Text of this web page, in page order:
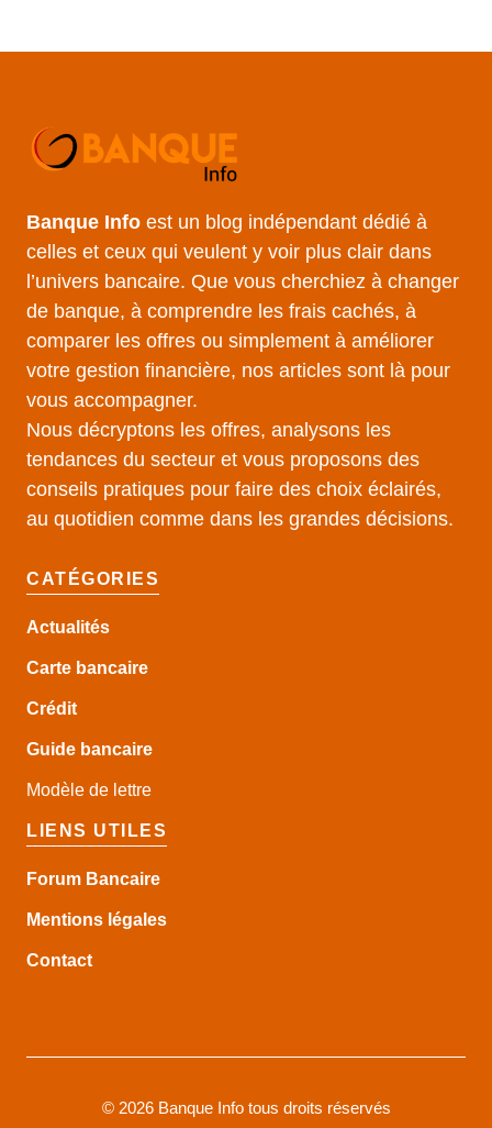
Banque Info est un blog indépendant dédié à
celles et ceux qui veulent y voir plus clair dans
l’univers bancaire. Que vous cherchiez à changer
de banque, à comprendre les frais cachés, à
comparer les offres ou simplement à améliorer
votre gestion financière, nos articles sont là pour
vous accompagner.
Nous décryptons les offres, analysons les
tendances du secteur et vous proposons des
conseils pratiques pour faire des choix éclairés,
au quotidien comme dans les grandes décisions.
CATÉGORIES
Actualités
Carte bancaire
Crédit
Guide bancaire
Modèle de lettre
LIENS UTILES
Forum Bancaire
Mentions légales
Contact
© 2026 Banque Info tous droits réservés